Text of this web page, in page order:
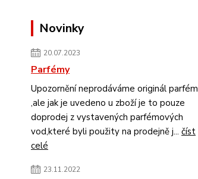
Novinky
20.07.2023
Parfémy
Upozornění neprodáváme originál parfém
,ale jak je uvedeno u zboží je to pouze
doprodej z vystavených parfémových
vod,které byli použity na prodejně j... číst
celé
23.11.2022